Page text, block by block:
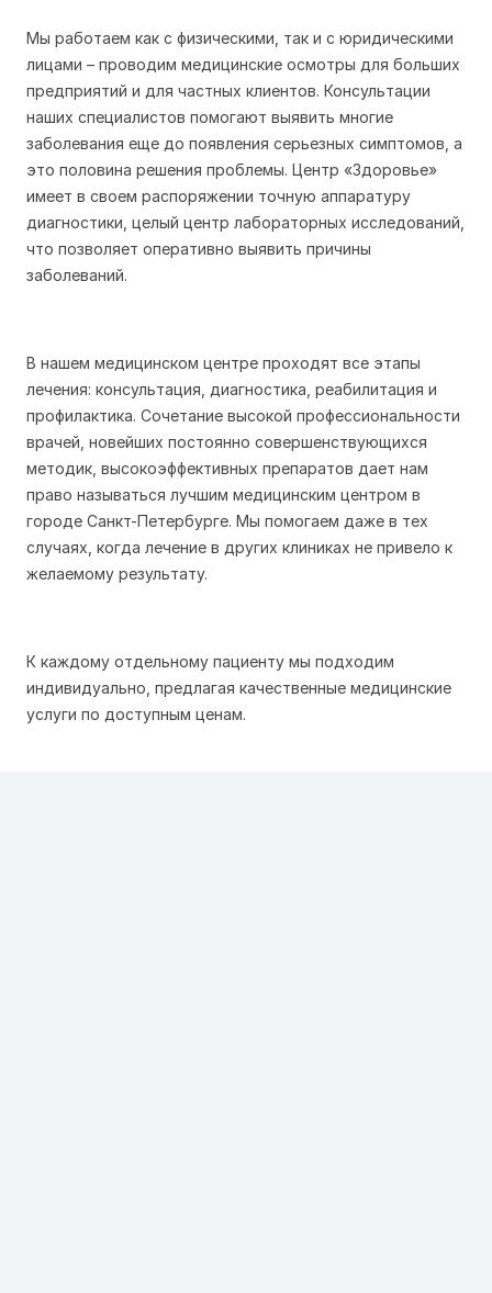
Мы работаем как с физическими, так и с юридическими
лицами – проводим медицинские осмотры для больших
предприятий и для частных клиентов. Консультации
наших специалистов помогают выявить многие
заболевания еще до появления серьезных симптомов, а
это половина решения проблемы. Центр «Здоровье»
имеет в своем распоряжении точную аппаратуру
диагностики, целый центр лабораторных исследований,
что позволяет оперативно выявить причины
заболеваний.
В нашем медицинском центре проходят все этапы
лечения: консультация, диагностика, реабилитация и
профилактика. Сочетание высокой профессиональности
врачей, новейших постоянно совершенствующихся
методик, высокоэффективных препаратов дает нам
право называться лучшим медицинским центром в
городе Санкт-Петербурге. Мы помогаем даже в тех
случаях, когда лечение в других клиниках не привело к
желаемому результату.
К каждому отдельному пациенту мы подходим
индивидуально, предлагая качественные медицинские
услуги по доступным ценам.